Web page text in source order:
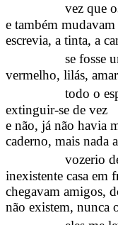
vez que
e também
escrevia, a tinta, a
se fosse
vermelho, lilás,
todo o
extinguir-se de vez
e não, já não havia
caderno, mais nada
vozerio
inexistente casa em
chegavam amigos,
não existem, nunca